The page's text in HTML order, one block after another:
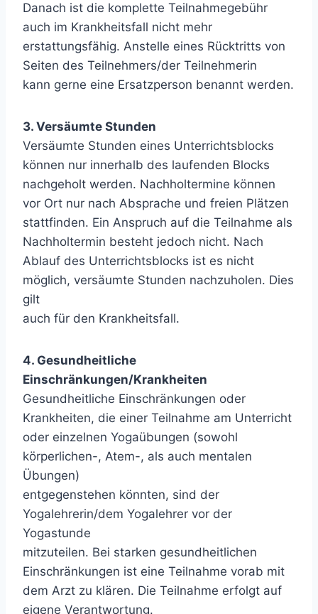
Danach ist die komplette Teilnahmegebühr
auch im Krankheitsfall nicht mehr
erstattungsfähig. Anstelle eines Rücktritts von
Seiten des Teilnehmers/der Teilnehmerin
kann gerne eine Ersatzperson benannt werden.
3. Versäumte Stunden
Versäumte Stunden eines Unterrichtsblocks
können nur innerhalb des laufenden Blocks
nachgeholt werden. Nachholtermine können
vor Ort nur nach Absprache und freien Plätzen
stattfinden. Ein Anspruch auf die Teilnahme als
Nachholtermin besteht jedoch nicht. Nach
Ablauf des Unterrichtsblocks ist es nicht
möglich, versäumte Stunden nachzuholen. Dies
gilt
auch für den Krankheitsfall.
4. Gesundheitliche
Einschränkungen/Krankheiten
Gesundheitliche Einschränkungen oder
Krankheiten, die einer Teilnahme am Unterricht
oder einzelnen Yogaübungen (sowohl
körperlichen-, Atem-, als auch mentalen
Übungen)
entgegenstehen könnten, sind der
Yogalehrerin/dem Yogalehrer vor der
Yogastunde
mitzuteilen. Bei starken gesundheitlichen
Einschränkungen ist eine Teilnahme vorab mit
dem Arzt zu klären. Die Teilnahme erfolgt auf
eigene Verantwortung.